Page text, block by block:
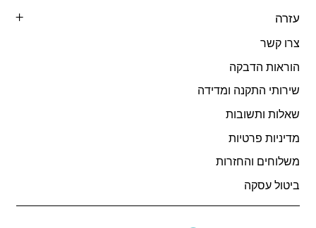
עזרה
צרו קשר
הוראות הדבקה
שירותי התקנה ומדידה
שאלות ותשובות
מדיניות פרטיות
משלוחים והחזרות
ביטול עסקה